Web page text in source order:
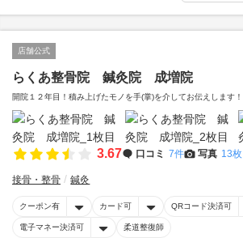
店舗公式
らくあ整骨院 鍼灸院 成増院
開院１２年目！積み上げたモノを手(掌)を介してお伝えします！
3.67 口コミ 7件 写真 13枚
接骨・整骨 鍼灸
クーポン有 カード可 QRコード決済可
電子マネー決済可 柔道整復師